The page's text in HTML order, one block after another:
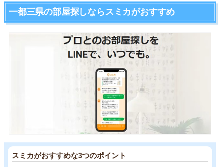
一都三県の部屋探しならスミカがおすすめ
スミカがおすすめな3つのポイント